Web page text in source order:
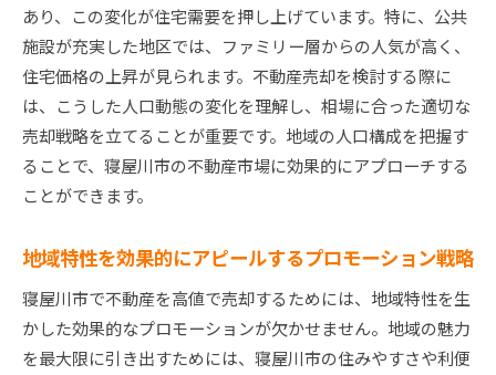
あり、この変化が住宅需要を押し上げています。特に、公共
施設が充実した地区では、ファミリー層からの人気が高く、
住宅価格の上昇が見られます。不動産売却を検討する際に
は、こうした人口動態の変化を理解し、相場に合った適切な
売却戦略を立てることが重要です。地域の人口構成を把握す
ることで、寝屋川市の不動産市場に効果的にアプローチする
ことができます。
地域特性を効果的にアピールするプロモーション戦略
寝屋川市で不動産を高値で売却するためには、地域特性を生
かした効果的なプロモーションが欠かせません。地域の魅力
を最大限に引き出すためには、寝屋川市の住みやすさや利便